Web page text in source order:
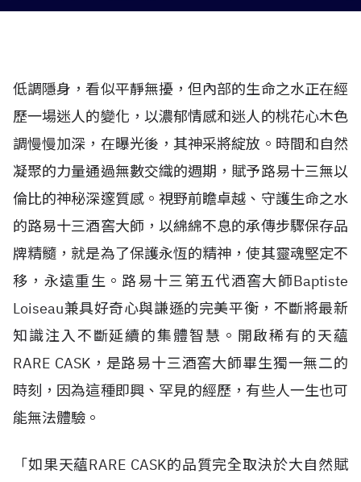
低調隱身，看似平靜無擾，但內部的生命之水正在經
歷一場迷人的變化，以濃郁情感和迷人的桃花心木色
調慢慢加深，在曝光後，其神采將綻放。時間和自然
凝聚的力量通過無數交織的週期，賦予路易十三無以
倫比的神秘深邃質感。視野前瞻卓越、守護生命之水
的路易十三酒窖大師，以綿綿不息的承傳步驟保存品
牌精髓，就是為了保護永恆的精神，使其靈魂堅定不
移，永遠重生。路易十三第五代酒窖大師Baptiste
Loiseau兼具好奇心與謙遜的完美平衡，不斷將最新
知識注入不斷延續的集體智慧。開啟稀有的天蘊
RARE CASK，是路易十三酒窖大師畢生獨一無二的
時刻，因為這種即興、罕見的經歷，有些人一生也可
能無法體驗。
「如果天蘊RARE CASK的品質完全取決於大自然賦